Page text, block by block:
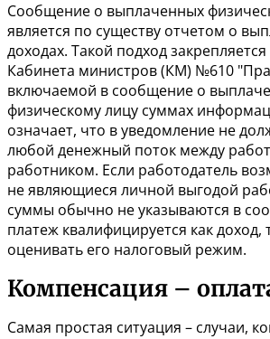
Сообщение о выплаченных
является по существу отчетом о
доходах. Такой подход закрепляется
Кабинета министров (КМ) №610
включаемой в сообщение о
физическому лицу суммах
означает, что в уведомление не
любой денежный поток между
работником. Если работодатель
не являющиеся личной выгодой
суммы обычно не указываются в
платеж квалифицируется как доход,
оценивать его налоговый режим.
Компенсация –
Самая простая ситуация – случаи,